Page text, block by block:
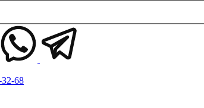
68